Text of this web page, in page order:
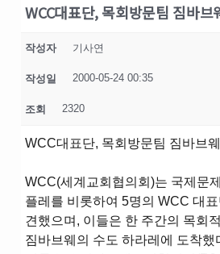
WCC대표단, 목회방문팀 짐바브
작성자 기사연
작성일 2000-05-24 00:35
조회 2320
WCC대표단, 목회방문팀 짐바브
WCC(세계교회협의회)는 국제문
플레를 비롯하여 5명의 WCC 대
견했으며, 이들은 한 주간의 목회
짐바브웨의 수도 하라레에 도착했